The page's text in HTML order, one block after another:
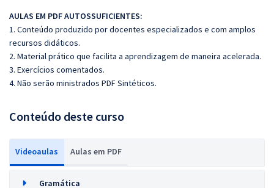
AULAS EM PDF AUTOSSUFICIENTES:
1. Conteúdo produzido por docentes especializados e com amplos
recursos didáticos.
2. Material prático que facilita a aprendizagem de maneira acelerada.
3. Exercícios comentados.
4. Não serão ministrados PDF Sintéticos.
Conteúdo deste curso
Videoaulas Aulas em PDF
Gramática